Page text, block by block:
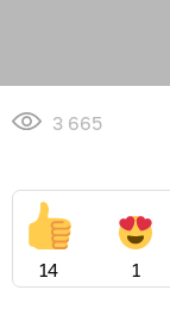
3 665
14 1